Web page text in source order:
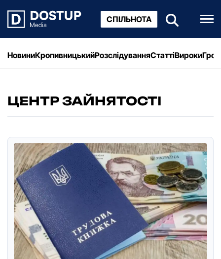
СПІЛЬНОТА
НовиниКропивницькийРозслідуванняСтаттіВироки
ЦЕНТР ЗАЙНЯТОСТІ